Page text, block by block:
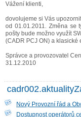
Vážení klienti,
dovolujeme si Vás
od 01.01.2011. Změna se
pošty bude možno využít
(CADR PCJ ON) a klasické
Správce a provozovatel
31.12.2010
Nový Provozní řád a
Dostupnost operátorů